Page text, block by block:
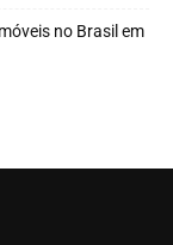
no Brasil em